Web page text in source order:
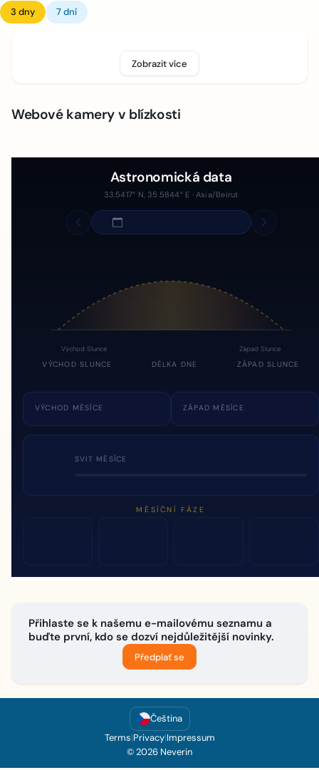
3 dny 7 dní
Zobrazit více
Webové kamery v blízkosti
Astronomická data
33.5417° N, 35.5844° E · Asia/Beirut
Východ Slunce Západ Slunce
VÝCHOD SLUNCE DÉLKA DNE ZÁPAD SLUNCE
VÝCHOD MĚSÍCE ZÁPAD MĚSÍCE
SVIT MĚSÍCE
MĚSÍČNÍ FÁZE
Přihlaste se k našemu e-mailovému seznamu a
buďte první, kdo se dozví nejdůležitější novinky.
Předplať se
Čeština
Terms|Privacy|Impressum
© 2026 Neverin